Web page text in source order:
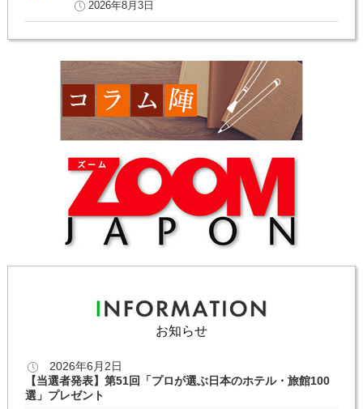
2026年8月3日
お知らせ
2026年6月2日
【当選者発表】第51回「プロが選ぶ日本のホテル・旅館100
選」プレゼント